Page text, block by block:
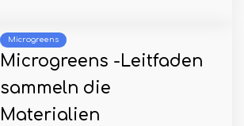
Microgreens
Microgreens -Leitfaden
sammeln die
Materialien